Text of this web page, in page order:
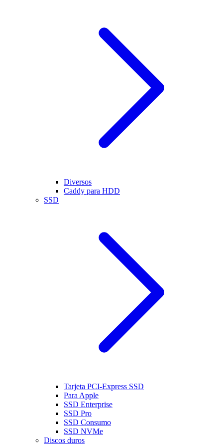
Diversos
Caddy para HDD
SSD
Tarjeta PCI-Express SSD
Para Apple
SSD Enterprise
SSD Pro
SSD Consumo
SSD NVMe
Discos duros